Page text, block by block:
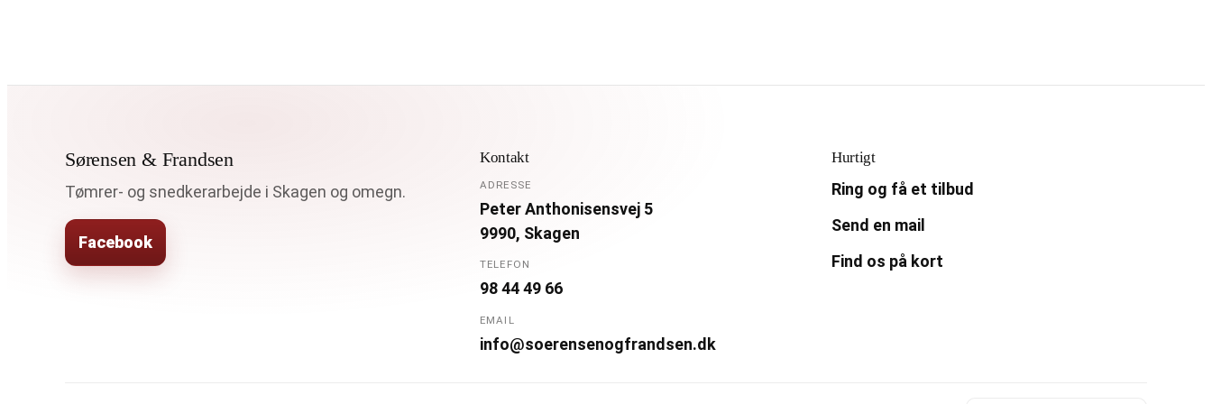
Sørensen & Frandsen
Tømrer- og snedkerarbejde i Skagen og omegn.
Facebook
Kontakt
ADRESSE
Peter Anthonisensvej 5
9990, Skagen
TELEFON
98 44 49 66
EMAIL
info@soerensenogfrandsen.dk
Hurtigt
Ring og få et tilbud
Send en mail
Find os på kort